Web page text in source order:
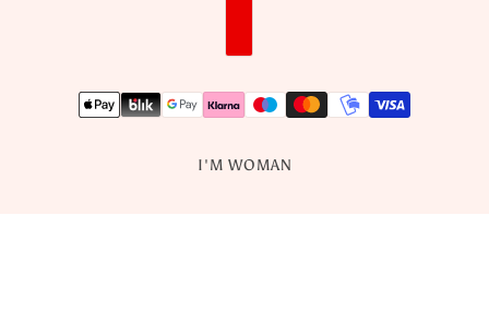
I'M WOMAN